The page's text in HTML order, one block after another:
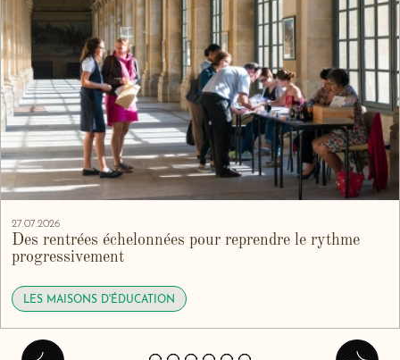
27.07.2026
Des rentrées échelonnées pour reprendre le rythme
progressivement
LES MAISONS D'ÉDUCATION